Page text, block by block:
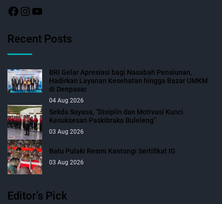
Recent Posts
BRI Gelar Apresiasi bagi Nasabah Pensiunan,
Hadirkan Layanan Kesehatan hingga Bazar UMKM
di Denpasar
04 Aug 2026
Sekda Suyasa, “Disiplin dan Motivasi Kunci
Kesuksesan Paskibraka Buleleng”
03 Aug 2026
Batu Pulaki Resmi Kantongi Sertifikat IG
03 Aug 2026
Editor’s Pick